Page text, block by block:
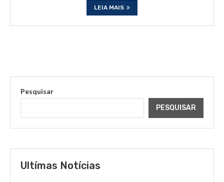
LEIA MAIS
Pesquisar
PESQUISAR
Ultímas Notícias